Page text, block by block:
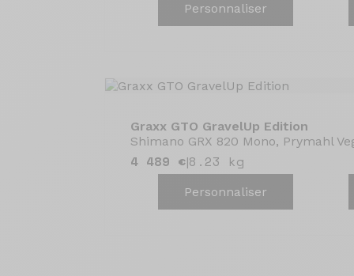
Personnaliser
Graxx GTO GravelUp Edition
Shimano GRX 820 Mono, Prymahl
4 489 €|8.23 kg
Personnaliser